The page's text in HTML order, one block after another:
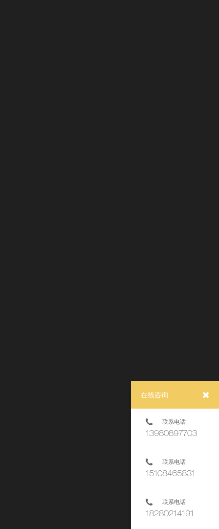
下一页
在线咨询
联系电话
13980897703
联系电话
15108465831
联系电话
18280214191